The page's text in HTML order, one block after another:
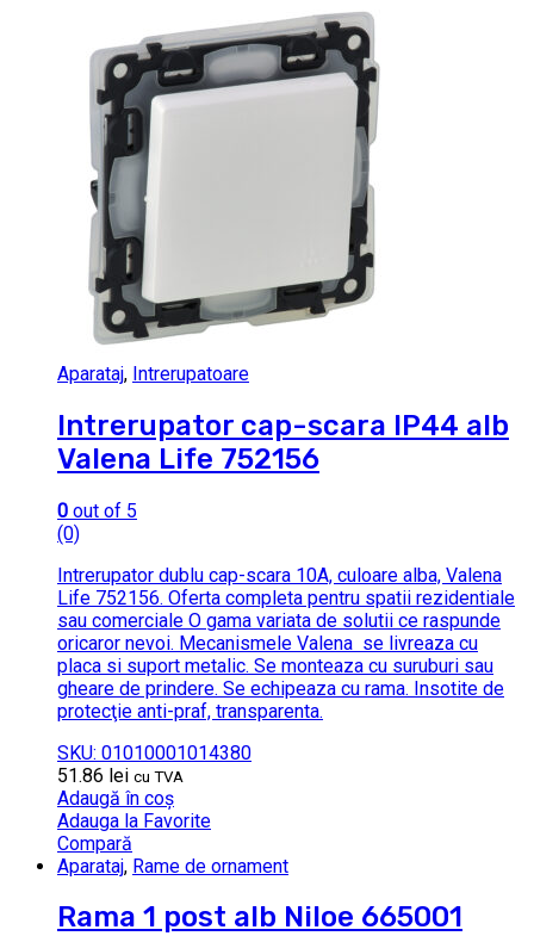
Aparataj, Intrerupatoare
Intrerupator cap-scara IP44 alb
Valena Life 752156
0 out of 5
(0)
Intrerupator dublu cap-scara 10A, culoare alba, Valena
Life 752156. Oferta completa pentru spatii rezidentiale
sau comerciale O gama variata de solutii ce raspunde
oricaror nevoi. Mecanismele Valena se livreaza cu
placa si suport metalic. Se monteaza cu suruburi sau
gheare de prindere. Se echipeaza cu rama. Insotite de
protecţie anti-praf, transparenta.
SKU: 01010001014380
51.86 lei cu TVA
Adaugă în coș
Adauga la Favorite
Compară
Aparataj, Rame de ornament
Rama 1 post alb Niloe 665001